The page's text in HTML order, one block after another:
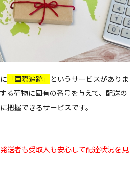
「国際追跡」 というサービスがありま
る荷物に固有の番号を与えて、配送の
把握できるサービスです。
発送者も受取人も安心して配達状況を見